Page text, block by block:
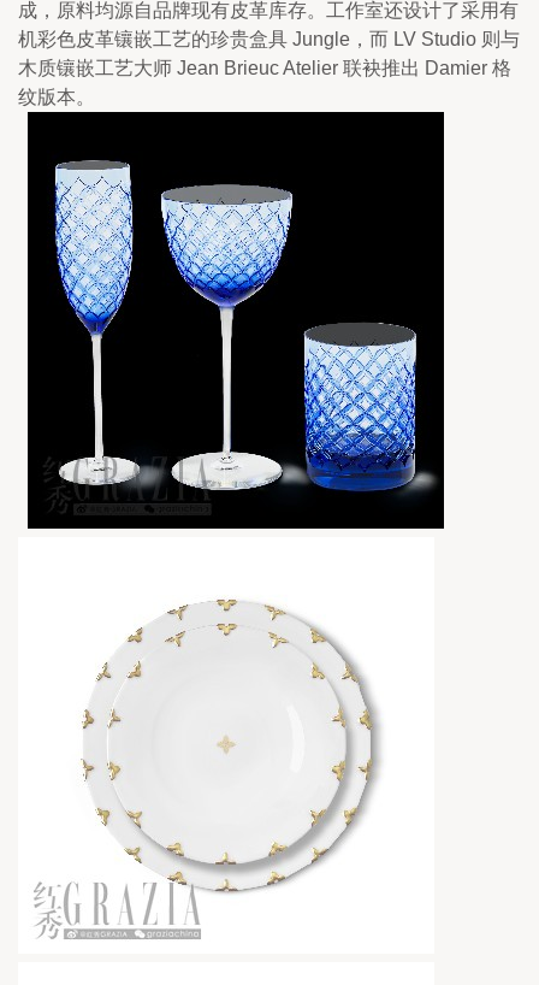
成，原料均源自品牌现有皮革库存。工作室还设计了采用有
机彩色皮革镶嵌工艺的珍贵盒具 Jungle，而 LV Studio 则与
木质镶嵌工艺大师 Jean Brieuc Atelier 联袂推出 Damier 格
纹版本。